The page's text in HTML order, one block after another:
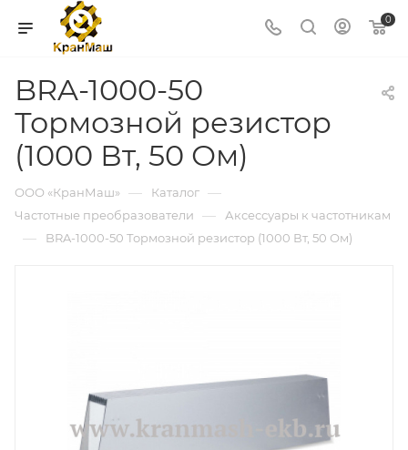
0
BRA-1000-50
Тормозной резистор
(1000 Вт, 50 Ом)
ООО «КранМаш» — Каталог —
Частотные преобразователи — Аксессуары к частотникам
— BRA-1000-50 Тормозной резистор (1000 Вт, 50 Ом)